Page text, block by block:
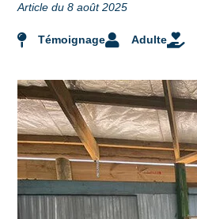
Article du 8 août 2025
Témoignage Adulte